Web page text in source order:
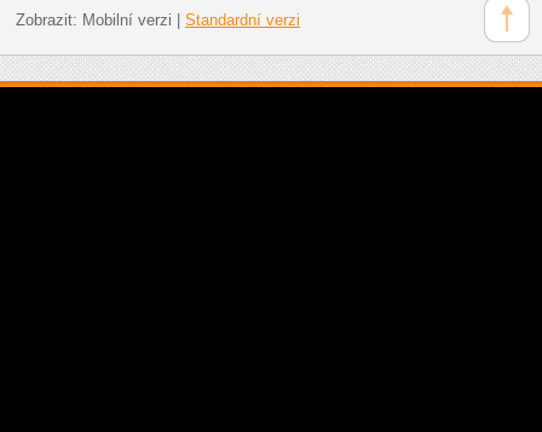
Zobrazit: Mobilní verzi Standardní verzi